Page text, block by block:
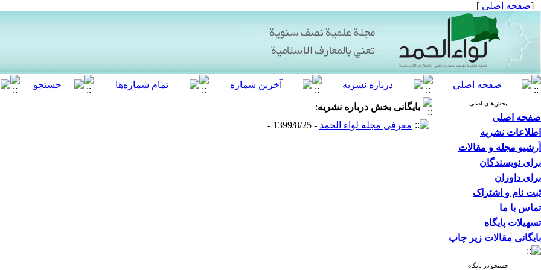
[صفحه اصلی ]
بخش‌های اصلی
صفحه اصلی
اطلاعات نشریه
آرشیو مجله و مقالات
برای نویسندگان
برای داوران
ثبت نام و اشتراک
تماس با ما
تسهیلات پایگاه
بایگانی مقالات زیر چاپ
جستجو در پایگاه
بایگانی بخش درباره نشریه:
معرفی مجله لواء الحمد - 1399/8/25 -